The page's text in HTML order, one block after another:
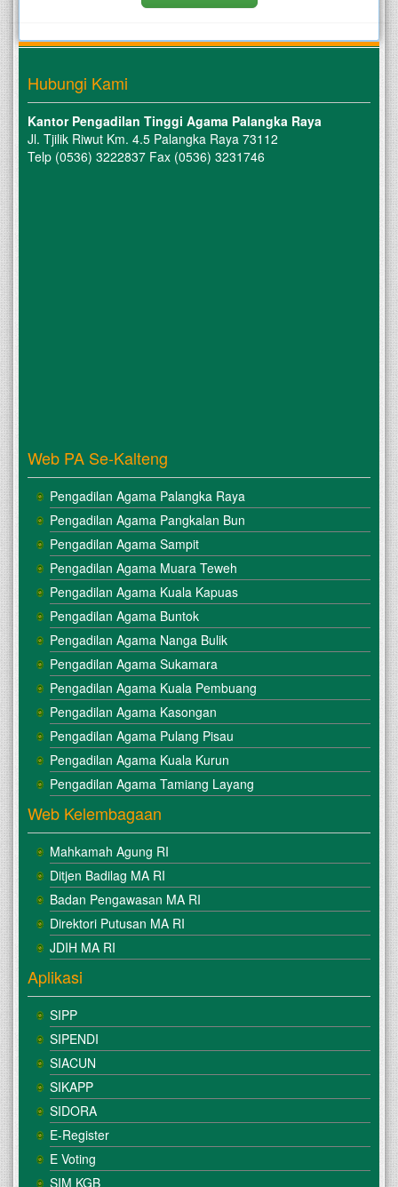
Hubungi Kami
Kantor Pengadilan Tinggi Agama Palangka Raya
Jl. Tjilik Riwut Km. 4.5 Palangka Raya 73112
Telp (0536) 3222837 Fax (0536) 3231746
Web PA Se-Kalteng
Pengadilan Agama Palangka Raya
Pengadilan Agama Pangkalan Bun
Pengadilan Agama Sampit
Pengadilan Agama Muara Teweh
Pengadilan Agama Kuala Kapuas
Pengadilan Agama Buntok
Pengadilan Agama Nanga Bulik
Pengadilan Agama Sukamara
Pengadilan Agama Kuala Pembuang
Pengadilan Agama Kasongan
Pengadilan Agama Pulang Pisau
Pengadilan Agama Kuala Kurun
Pengadilan Agama Tamiang Layang
Web Kelembagaan
Mahkamah Agung RI
Ditjen Badilag MA RI
Badan Pengawasan MA RI
Direktori Putusan MA RI
JDIH MA RI
Aplikasi
SIPP
SIPENDI
SIACUN
SIKAPP
SIDORA
E-Register
E Voting
SIM KGB